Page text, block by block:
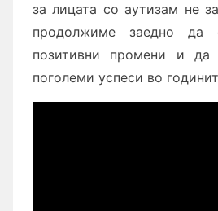
за лицата со аутизам не
продолжиме заедно да
позитивни промени и да
поголеми успеси во